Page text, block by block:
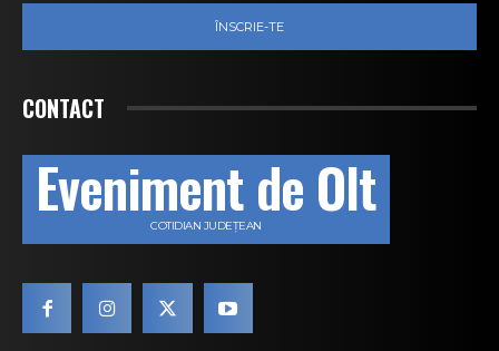
ÎNSCRIE-TE
CONTACT
Eveniment de Olt
COTIDIAN JUDEȚEAN